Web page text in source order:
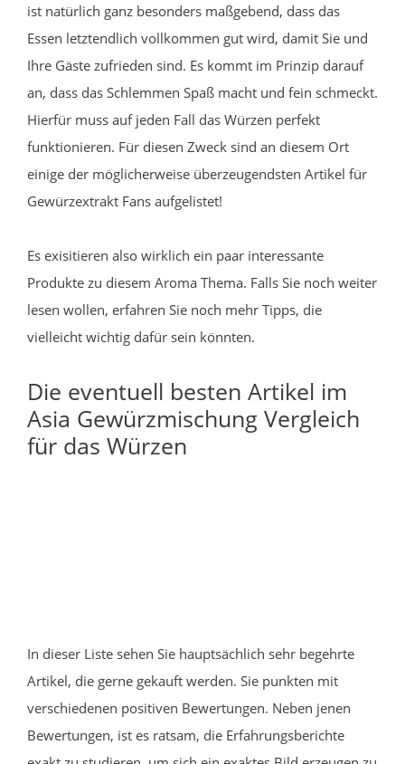
ist natürlich ganz besonders maßgebend, dass das
Essen letztendlich vollkommen gut wird, damit Sie und
Ihre Gäste zufrieden sind. Es kommt im Prinzip darauf
an, dass das Schlemmen Spaß macht und fein schmeckt.
Hierfür muss auf jeden Fall das Würzen perfekt
funktionieren. Für diesen Zweck sind an diesem Ort
einige der möglicherweise überzeugendsten Artikel für
Gewürzextrakt Fans aufgelistet!
Es exisitieren also wirklich ein paar interessante
Produkte zu diesem Aroma Thema. Falls Sie noch weiter
lesen wollen, erfahren Sie noch mehr Tipps, die
vielleicht wichtig dafür sein könnten.
Die eventuell besten Artikel im
Asia Gewürzmischung Vergleich
für das Würzen
In dieser Liste sehen Sie hauptsächlich sehr begehrte
Artikel, die gerne gekauft werden. Sie punkten mit
verschiedenen positiven Bewertungen. Neben jenen
Bewertungen, ist es ratsam, die Erfahrungsberichte